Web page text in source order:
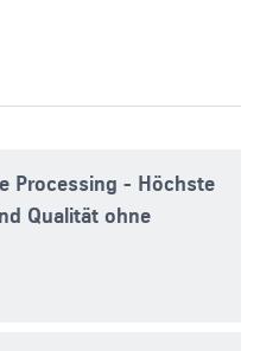
Processing - Höchste
Qualität ohne